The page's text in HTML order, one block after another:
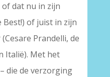
dat nu in zijn
of juist in zijn
Prandelli, de
Italië). Met het
die de verzorging